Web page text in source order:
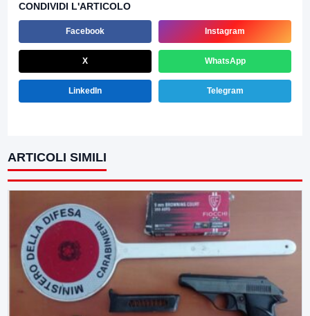
CONDIVIDI L'ARTICOLO
Facebook Instagram
X WhatsApp
LinkedIn Telegram
ARTICOLI SIMILI